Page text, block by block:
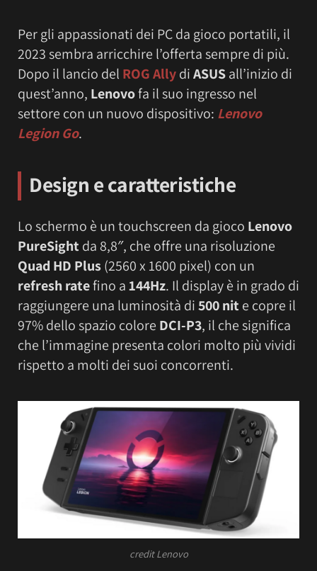
Per gli appassionati dei PC da gioco portatili, il
2023 sembra arricchire l’offerta sempre di più.
Dopo il lancio del ROG AllydiASUSall’inizio di
quest’anno, Lenovofa il suo ingresso nel
settore con un nuovo dispositivo: Lenovo
Legion Go.
Design e caratteristiche
Lo schermo è un touchscreen da gioco Lenovo
PureSight da 8,8″, che offre una risoluzione
Quad HD Plus(2560 x 1600 pixel) con un
refresh ratefino a144Hz. Il display è in grado di
raggiungere una luminosità di500 nit e copre il
97% dello spazio colore DCI-P3, il che significa
che l’immagine presenta colori molto più vividi
rispetto a molti dei suoi concorrenti.
credit Lenovo